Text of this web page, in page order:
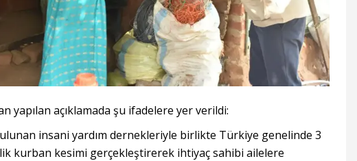
yapılan açıklamada şu ifadelere yer verildi:
insani yardım dernekleriyle birlikte Türkiye genelinde 3
kurban kesimi gerçekleştirerek ihtiyaç sahibi ailelere